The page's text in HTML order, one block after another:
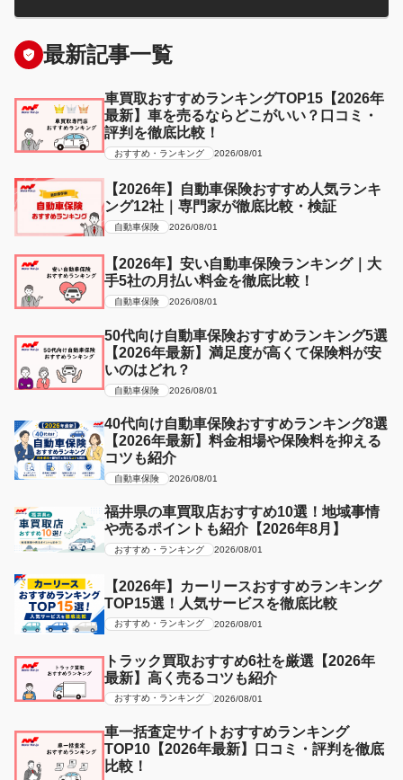
最新記事一覧
車買取おすすめランキングTOP15【2026年
最新】車を売るならどこがいい？口コミ・
評判を徹底比較！
おすすめ・ランキング 2026/08/01
【2026年】自動車保険おすすめ人気ランキ
ング12社｜専門家が徹底比較・検証
自動車保険 2026/08/01
【2026年】安い自動車保険ランキング｜大
手5社の月払い料金を徹底比較！
自動車保険 2026/08/01
50代向け自動車保険おすすめランキング5選
【2026年最新】満足度が高くて保険料が安
いのはどれ？
自動車保険 2026/08/01
40代向け自動車保険おすすめランキング8選
【2026年最新】料金相場や保険料を抑える
コツも紹介
自動車保険 2026/08/01
福井県の車買取店おすすめ10選！地域事情
や売るポイントも紹介【2026年8月】
おすすめ・ランキング 2026/08/01
【2026年】カーリースおすすめランキング
TOP15選！人気サービスを徹底比較
おすすめ・ランキング 2026/08/01
トラック買取おすすめ6社を厳選【2026年
最新】高く売るコツも紹介
おすすめ・ランキング 2026/08/01
車一括査定サイトおすすめランキング
TOP10【2026年最新】口コミ・評判を徹底
比較！